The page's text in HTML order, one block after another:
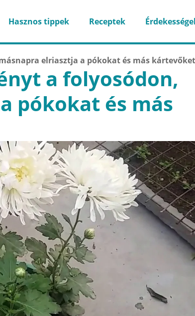
Hasznos tippek Receptek
elriasztja a pókokat és más
a folyosódon,
pókokat és más